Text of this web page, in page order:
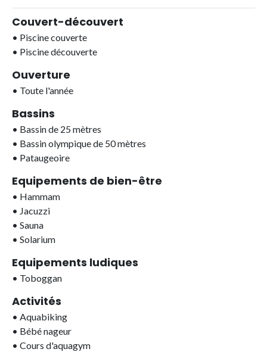
Couvert-découvert
• Piscine couverte
• Piscine découverte
Ouverture
• Toute l'année
Bassins
• Bassin de 25 mètres
• Bassin olympique de 50 mètres
• Pataugeoire
Equipements de bien-être
• Hammam
• Jacuzzi
• Sauna
• Solarium
Equipements ludiques
• Toboggan
Activités
• Aquabiking
• Bébé nageur
• Cours d'aquagym